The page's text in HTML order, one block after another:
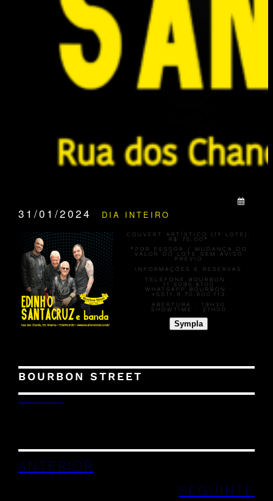
31/01/2024 DIA INTEIRO
COUVERT ARTÍSTICO (1º LOTE):
R$ 75,00*
*POR PESSOA / MUDANÇA DO
VALOR DO LOTE SEM AVISO
PRÉVIO
INFORMAÇÕES E RESERVAS
TELEFONE BOURBON :
11.5095.6100
WHATSAPP BOURBON :
+5511.9.70.600.113
ABERTURA :
19H30
SHOWTIME :
21H00
Sympla
BOURBON STREET
29/12/2023
ANTERIOR
SEGUINTE